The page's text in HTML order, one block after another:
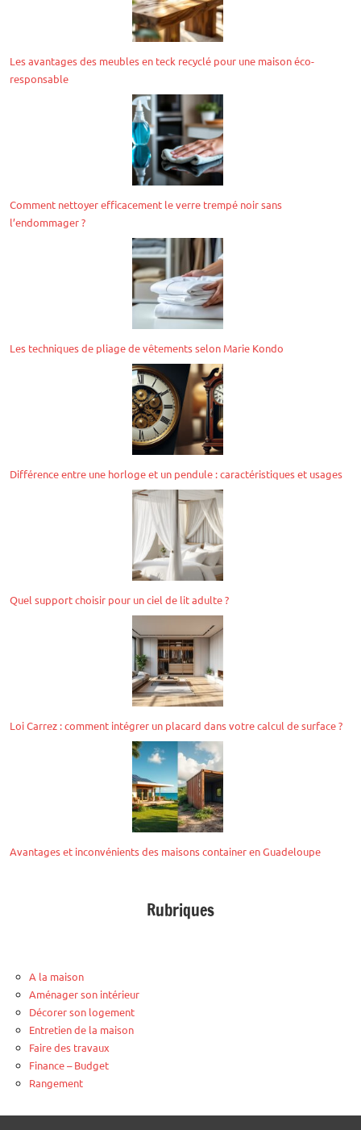
Les avantages des meubles en teck recyclé pour une maison éco-
responsable
Comment nettoyer efficacement le verre trempé noir sans
l’endommager ?
Les techniques de pliage de vêtements selon Marie Kondo
Différence entre une horloge et un pendule : caractéristiques et usages
Quel support choisir pour un ciel de lit adulte ?
Loi Carrez : comment intégrer un placard dans votre calcul de surface ?
Avantages et inconvénients des maisons container en Guadeloupe
Rubriques
A la maison
Aménager son intérieur
Décorer son logement
Entretien de la maison
Faire des travaux
Finance – Budget
Rangement